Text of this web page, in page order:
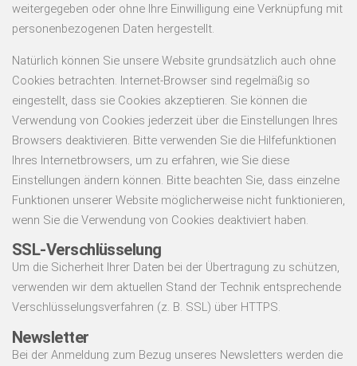
weitergegeben oder ohne Ihre Einwilligung eine Verknüpfung mit
personenbezogenen Daten hergestellt.
Natürlich können Sie unsere Website grundsätzlich auch ohne
Cookies betrachten. Internet-Browser sind regelmäßig so
eingestellt, dass sie Cookies akzeptieren. Sie können die
Verwendung von Cookies jederzeit über die Einstellungen Ihres
Browsers deaktivieren. Bitte verwenden Sie die Hilfefunktionen
Ihres Internetbrowsers, um zu erfahren, wie Sie diese
Einstellungen ändern können. Bitte beachten Sie, dass einzelne
Funktionen unserer Website möglicherweise nicht funktionieren,
wenn Sie die Verwendung von Cookies deaktiviert haben.
SSL-Verschlüsselung
Um die Sicherheit Ihrer Daten bei der Übertragung zu schützen,
verwenden wir dem aktuellen Stand der Technik entsprechende
Verschlüsselungsverfahren (z. B. SSL) über HTTPS.
Newsletter
Bei der Anmeldung zum Bezug unseres Newsletters werden die